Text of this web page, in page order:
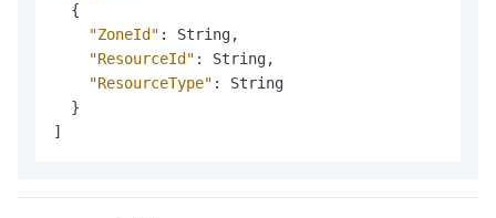
{
"ZoneId" : String,
"ResourceId" : String,
"ResourceType" :
String
}
]